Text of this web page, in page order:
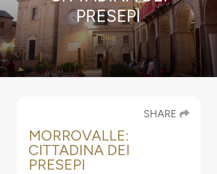
PRESEPI
Blog
SHARE
MORROVALLE:
CITTADINA DEI
PRESEPI